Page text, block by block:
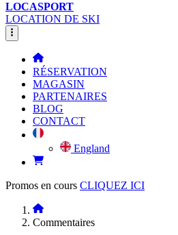
LOCASPORT
LOCATION DE SKI
RÉSERVATION
MAGASIN
PARTENAIRES
BLOG
CONTACT
England
Promos en cours CLIQUEZ ICI
Commentaires